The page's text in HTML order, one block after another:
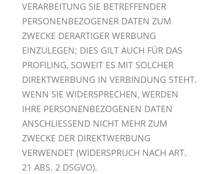
VERARBEITUNG SIE BETREFFENDER
PERSONENBEZOGENER DATEN ZUM
ZWECKE DERARTIGER WERBUNG
EINZULEGEN; DIES GILT AUCH FÜR DAS
PROFILING, SOWEIT ES MIT SOLCHER
DIREKTWERBUNG IN VERBINDUNG STEHT.
WENN SIE WIDERSPRECHEN, WERDEN
IHRE PERSONENBEZOGENEN DATEN
ANSCHLIESSEND NICHT MEHR ZUM
ZWECKE DER DIREKTWERBUNG
VERWENDET (WIDERSPRUCH NACH ART.
21 ABS. 2 DSGVO).